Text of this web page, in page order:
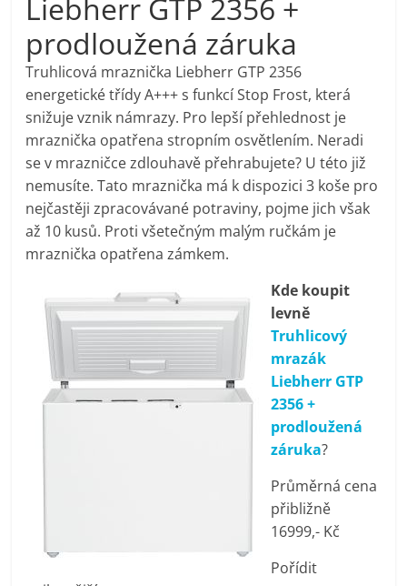
pračky,
televize,
notebooky,
mobilní
telefony,
kávovary,
bazény
Nejlepší
elektronika
notebooky,
Liebherr GTP 2356 +
prodloužená záruka
Truhlicová mraznička Liebherr GTP 2356
energetické třídy A+++ s funkcí Stop Frost, která
snižuje vznik námrazy. Pro lepší přehlednost je
mraznička opatřena stropním osvětlením. Neradi
se v mrazničce zdlouhavě přehrabujete? U této již
nemusíte. Tato mraznička má k dispozici 3 koše pro
nejčastěji zpracovávané potraviny, pojme jich však
až 10 kusů. Proti všetečným malým ručkám je
mraznička opatřena zámkem.
Kde koupit
levně
Truhlicový
mrazák
Liebherr GTP
2356 +
prodloužená
záruka?
Průměrná cena
přibližně
16999,- Kč
Pořídit